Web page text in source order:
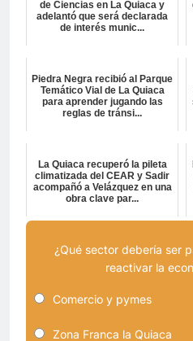
de Ciencias en La Quiaca y
adelantó que será declarada
de interés munic...
Piedra Negra recibió al Parque
Temático Vial de La Quiaca
para aprender jugando las
reglas de tránsi...
La Quiaca recuperó la pileta
climatizada del CEAR y Sadir
acompañó a Velázquez en una
obra clave par...
¿Qué sector debería ser
reactivar la
Comercio y pymes
Zona Franca la Quiaca